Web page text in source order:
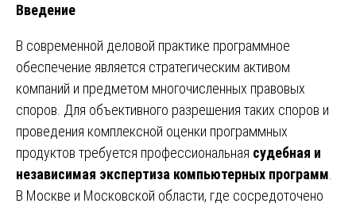
Введение
В современной деловой практике программное
обеспечение является стратегическим активом
компаний и предметом многочисленных правовых
споров. Для объективного разрешения таких споров и
проведения комплексной оценки программных
продуктов требуется профессиональная судебная и
независимая экспертиза компьютерных программ
В Москве и Московской области, где сосредоточено